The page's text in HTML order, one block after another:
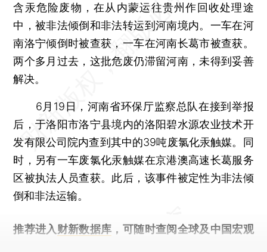
含汞危险废物，在从内蒙运往贵州作回收处理途
中，被非法倾倒和非法转运到河南境内。一车在河
南洛宁倾倒时被查获，一车在河南长葛市被查获。
两个多月过去，这批危废仍滞留河南，未得到妥善
解决。
6月19日，河南省环保厅监察总队在接到举报
后，于洛阳市洛宁县境内的洛阳碧水源农业技术开
发有限公司院内查到其中的39吨废氯化汞触媒。同
时，另有一车废氯化汞触媒在京港澳高速长葛服务
区被执法人员查获。此后，该事件被定性为非法倾
倒和非法运输。
推荐进入 财新数据库 ，可随时查阅全球及中国宏观